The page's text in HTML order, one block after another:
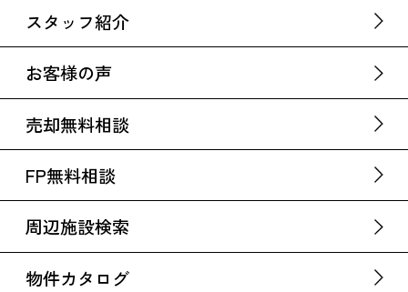
スタッフ紹介
お客様の声
売却無料相談
FP無料相談
周辺施設検索
物件カタログ